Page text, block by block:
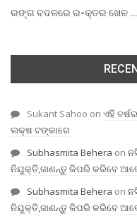
ରଙ୍ଗ ବଦଳରେ ର-କ୍ତର ଖେଳ
Sukant Sahoo on ଏହି
ଲକ୍ଷ ଟଙ୍କାରେ
Subhasmita Behera on
ନିଯୁକ୍ତି,ଜାଣନ୍ତୁ କିପରି କରିବେ
Subhasmita Behera on
ନିଯୁକ୍ତି,ଜାଣନ୍ତୁ କିପରି କରିବେ